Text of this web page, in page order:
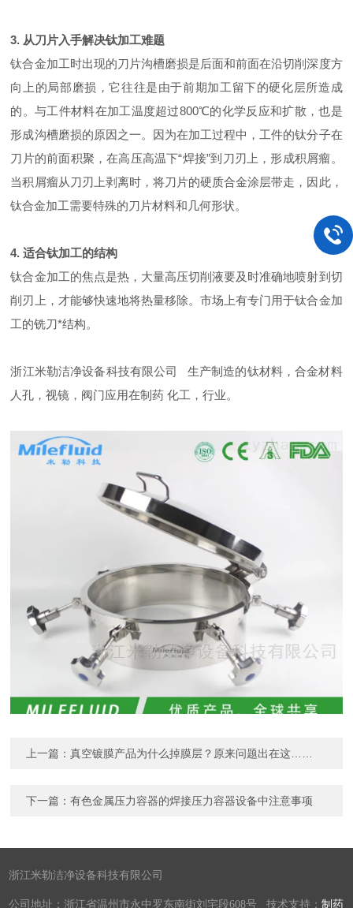
3. 从刀片入手解决钛加工难题
钛合金加工时出现的刀片沟槽磨损是后面和前面在沿切削深度方
向上的局部磨损，它往往是由于前期加工留下的硬化层所造成
的。与工件材料在加工温度超过800℃的化学反应和扩散，也是
形成沟槽磨损的原因之一。因为在加工过程中，工件的钛分子在
刀片的前面积聚，在高压高温下“焊接”到刀刃上，形成积屑瘤。
当积屑瘤从刀刃上剥离时，将刀片的硬质合金涂层带走，因此，
钛合金加工需要特殊的刀片材料和几何形状。
4. 适合钛加工的结构
钛合金加工的焦点是热，大量高压切削液要及时准确地喷射到切
削刃上，才能够快速地将热量移除。市场上有专门用于钛合金加
工的铣刀*结构。
浙江米勒洁净设备科技有限公司 生产制造的钛材料，合金材料
人孔，视镜，阀门应用在制药 化工，行业。
上一篇：真空镀膜产品为什么掉膜层？原来问题出在这……
下一篇：有色金属压力容器的焊接压力容器设备中注意事项
浙江米勒洁净设备科技有限公司
公司地址：浙江省温州市永中罗东南街刘宅段608号 技术支持：制药